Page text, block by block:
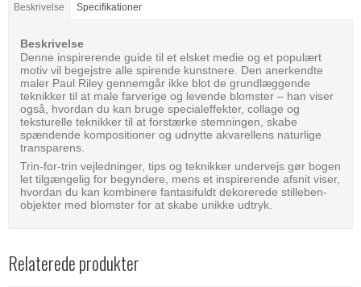
Beskrivelse Specifikationer
Beskrivelse
Denne inspirerende guide til et elsket medie og et populært
motiv vil begejstre alle spirende kunstnere. Den anerkendte
maler Paul Riley gennemgår ikke blot de grundlæggende
teknikker til at male farverige og levende blomster – han viser
også, hvordan du kan bruge specialeffekter, collage og
teksturelle teknikker til at forstærke stemningen, skabe
spændende kompositioner og udnytte akvarellens naturlige
transparens.
Trin-for-trin vejledninger, tips og teknikker undervejs gør bogen
let tilgængelig for begyndere, mens et inspirerende afsnit viser,
hvordan du kan kombinere fantasifuldt dekorerede stilleben-
objekter med blomster for at skabe unikke udtryk.
Relaterede produkter